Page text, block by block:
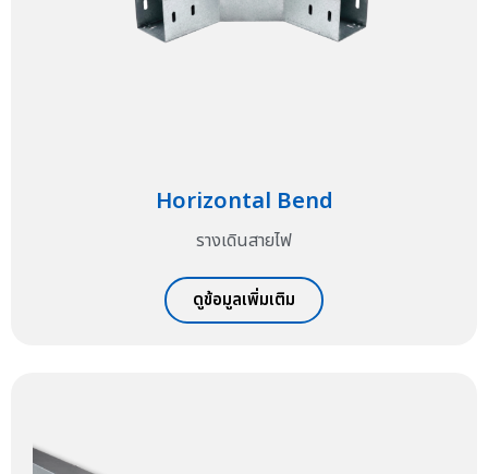
Horizontal Bend
รางเดินสายไฟ
ดูข้อมูลเพิ่มเติม